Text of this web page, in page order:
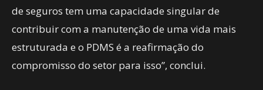
de seguros tem uma capacidade singular de
contribuir com a manutenção de uma vida mais
estruturada e o PDMS é a reafirmação do
compromisso do setor para isso”, conclui.